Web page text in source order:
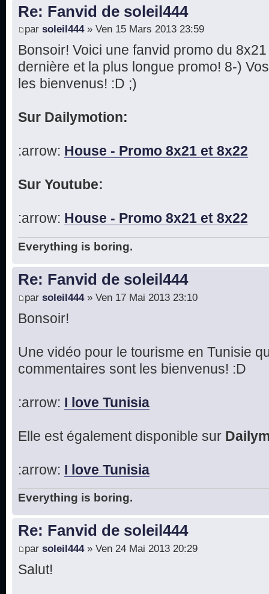
Re: Fanvid de soleil444
par soleil444» Ven 15 Mars 2013 23:59
Bonsoir! Voici une fanvid promo du
dernière et la plus longue promo! 8-)
les bienvenus! :D ;)
Sur Dailymotion:
:arrow: House - Promo 8x21 et 8x22
Sur Youtube:
:arrow: House - Promo 8x21 et 8x22
Everything is boring.
Re: Fanvid de soleil444
par soleil444» Ven 17 Mai 2013 23:10
Bonsoir!
Une vidéo pour le tourisme en Tunisie
commentaires sont les bienvenus! :D
:arrow: I love Tunisia
Elle est également disponible sur
:arrow: I love Tunisia
Everything is boring.
Re: Fanvid de soleil444
par soleil444» Ven 24 Mai 2013 20:29
Salut!